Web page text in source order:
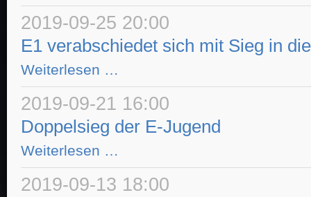
Startseite JSG Wolfstein News
der
JSG
Wolfstein
gewinnt
2
2019-09-25 20:00
E1 verabschiedet sich mit Sieg in
Weiterlesen …
sich
mit
Sieg
in
die
2019-09-21 16:00
Doppelsieg der E-Jugend
Weiterlesen …
E-
Jugend
2019-09-13 18:00